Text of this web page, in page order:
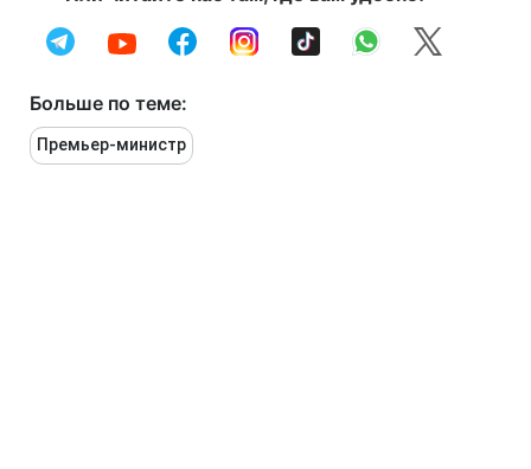
Больше по теме:
Премьер-министр